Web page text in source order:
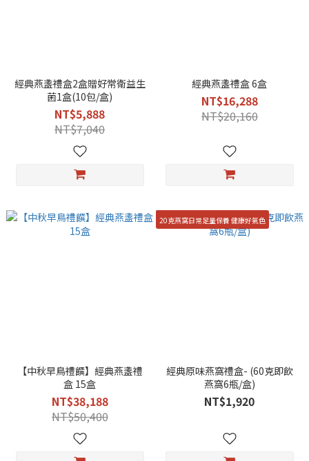
經典燕盞禮盒2盒贈好常衛益生
菌1盒(10包/盒)
NT$5,888
NT$7,040
經典燕盞禮盒 6盒
NT$16,288
NT$20,160
【中秋早鳥禮饌】經典燕盞禮
盒 15盒
NT$38,188
NT$50,400
20克燕窩日常足量保養 健康好氣色
經典原味燕窩禮盒- (60克即飲
燕窩6瓶/盒)
NT$1,920